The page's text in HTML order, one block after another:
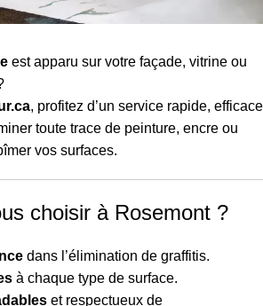
est apparu sur votre façade, vitrine ou
, profitez d’un service rapide, efficace
toute trace de peinture, encre ou
vos surfaces.
choisir à Rosemont ?
dans l’élimination de graffitis.
à chaque type de surface.
et respectueux de